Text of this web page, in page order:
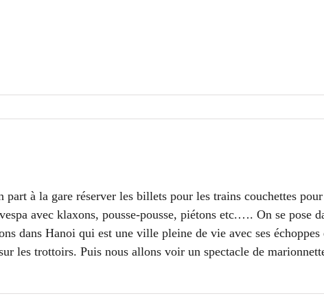
part à la gare réserver les billets pour les trains couchettes
avec klaxons, pousse-pousse, piétons etc.…. On se pose
dans Hanoi qui est une ville pleine de vie avec ses échoppes
les trottoirs. Puis nous allons voir un spectacle de